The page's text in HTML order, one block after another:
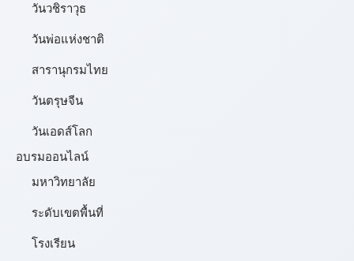
วันวชิราวุธ
วันพ่อแห่งชาติ
สารานุกรมไทย
วันตรุษจีน
วันเอดส์โลก
อบรมออนไลน์
มหาวิทยาลัย
ระดับเขตพื้นที่
โรงเรียน